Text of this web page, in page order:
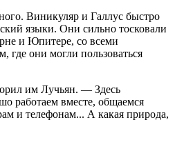
Виникуляр и Галлус быстро
языки. Они сильно тосковали
и Юпитере, со всеми
где они могли пользоваться
им Лучьян. — Здесь
работаем вместе, общаемся
и телефонам... А какая природа,